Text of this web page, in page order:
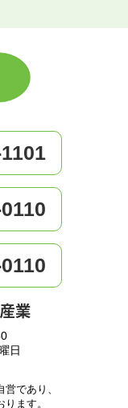
日
であり、
ます。